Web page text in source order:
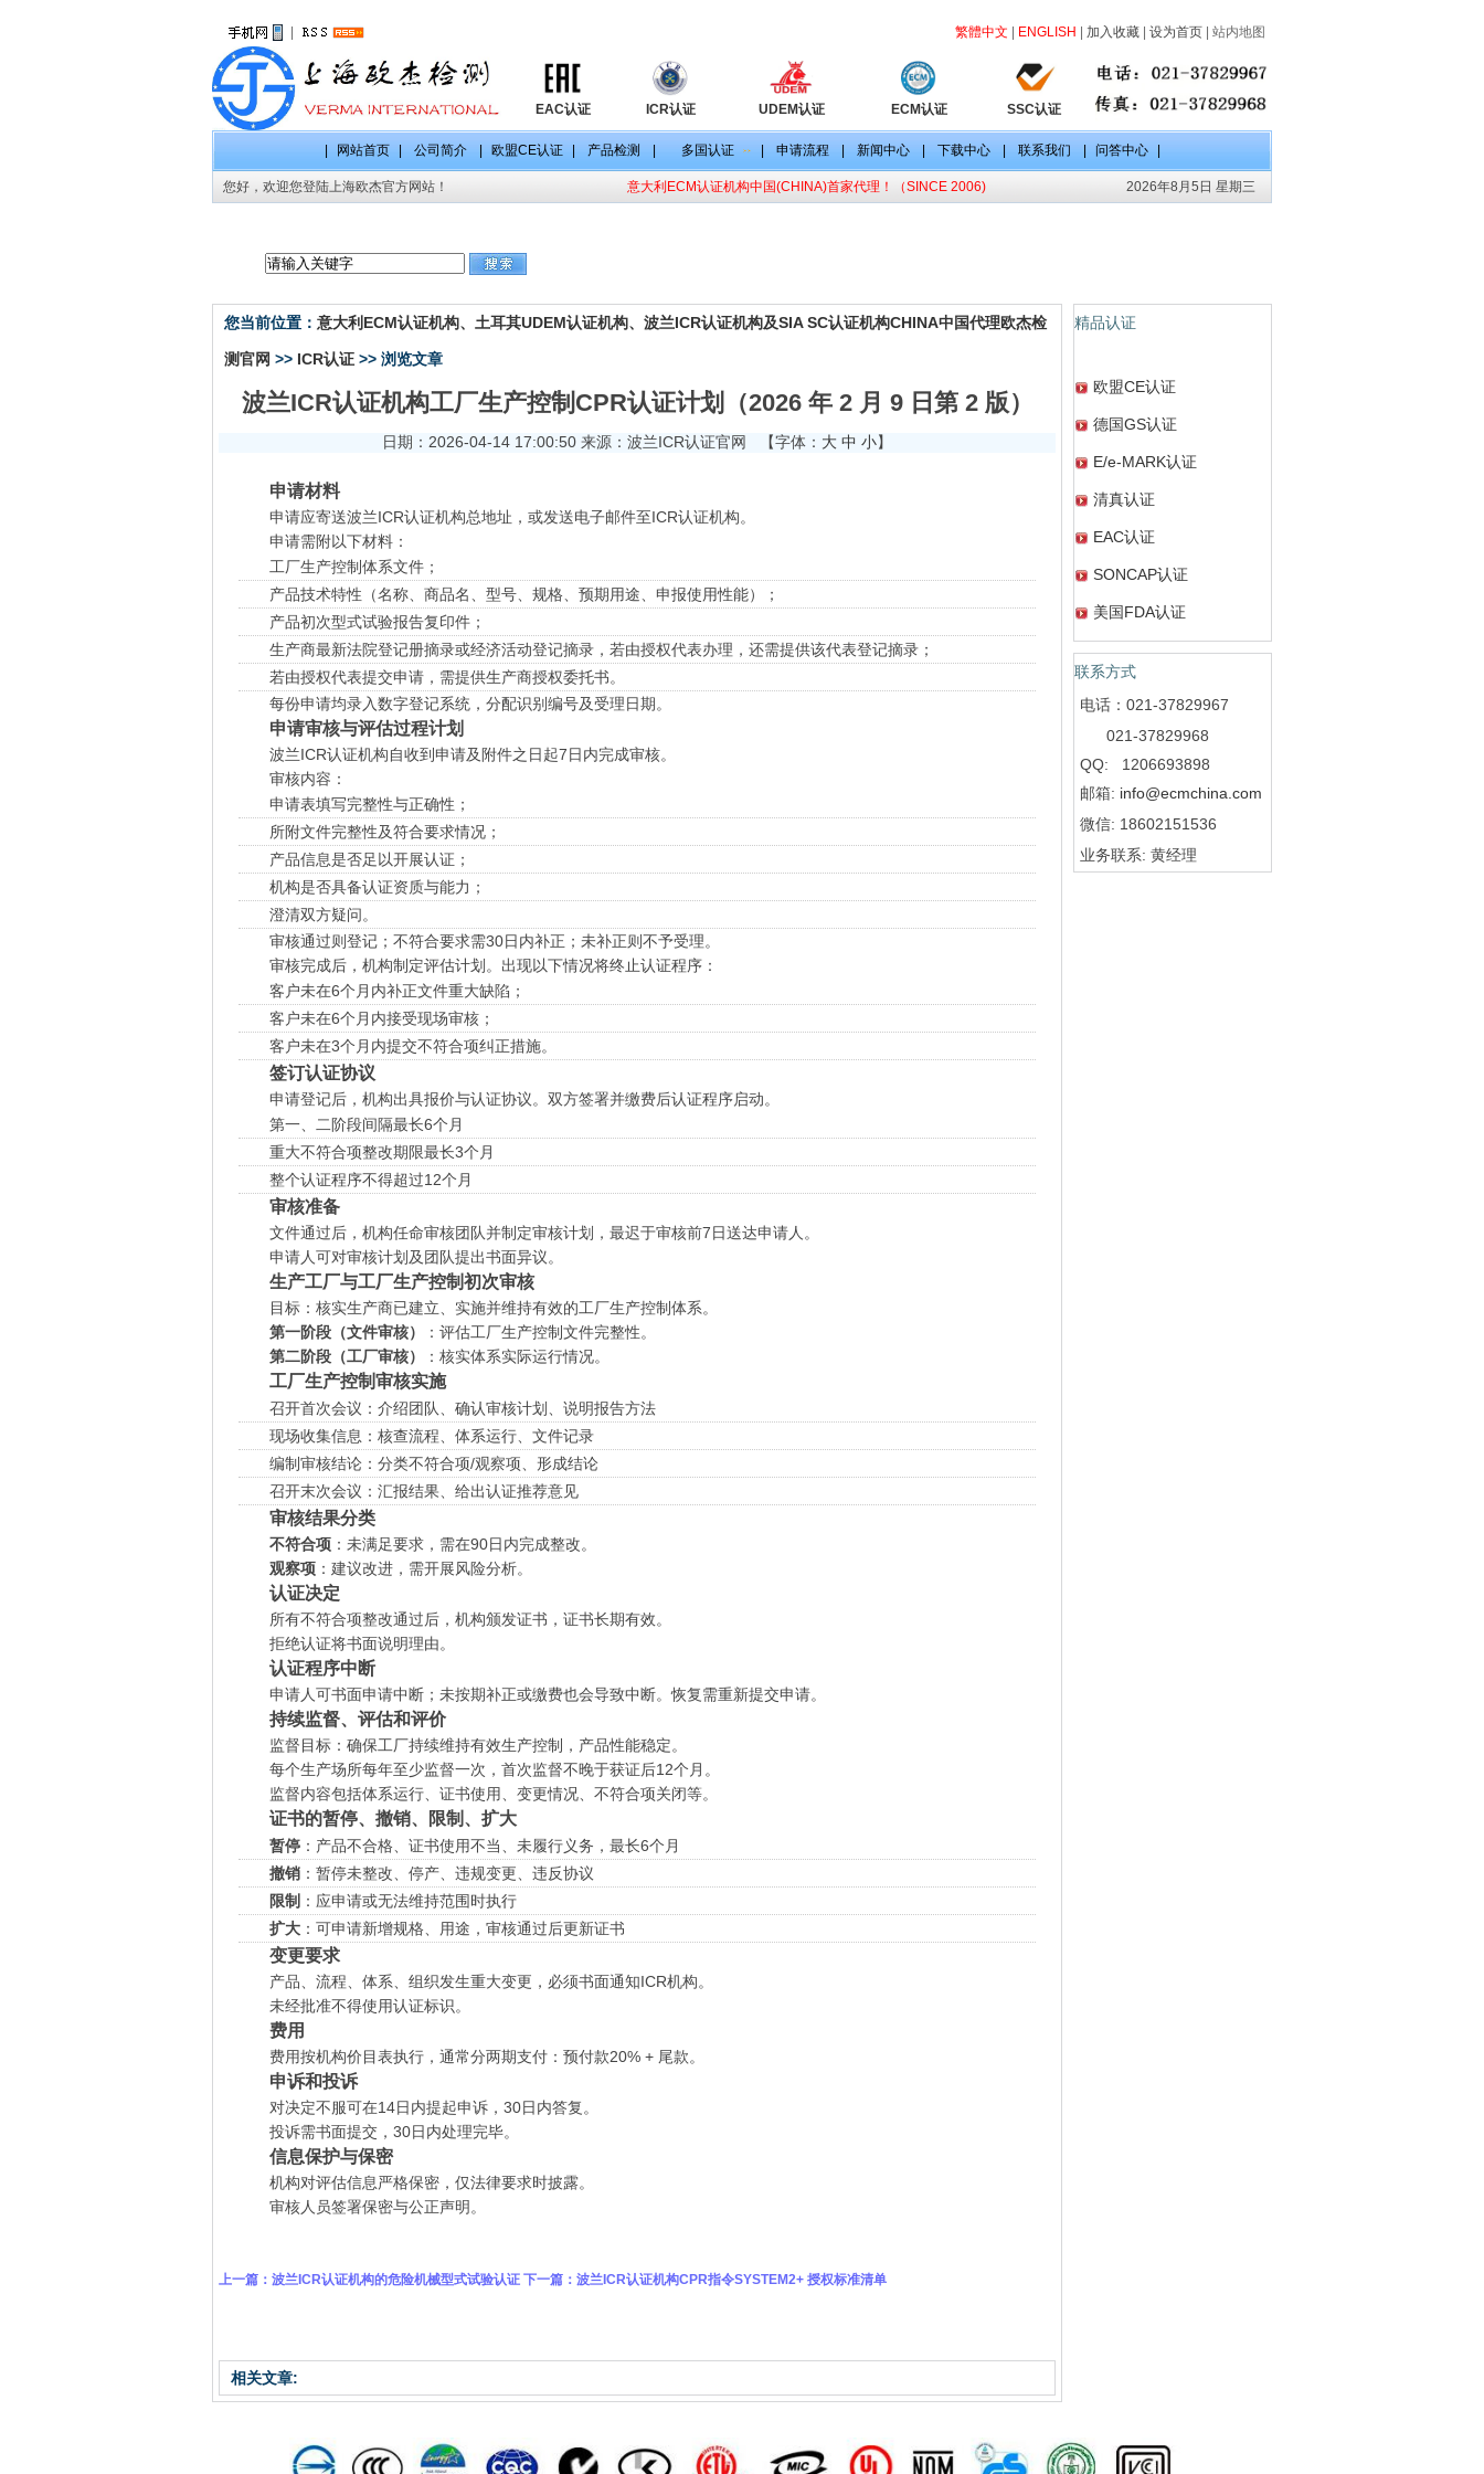
繁體中文 ENGLISH 加入收藏 设为首页 站内地图
EAC认证 ICR认证 UDEM认证 ECM认证 SSC认证
网站首页 公司简介 欧盟CE认证 产品检测 多国认证 申请流程 新闻中心 下载中心 联系我们 问答中心
您好，欢迎您登陆上海欧杰官方网站！ 意大利ECM认证机构中国(CHINA)首家代理！（SINCE 2006) 2026年8月5日 星期三
您当前位置： 意大利ECM认证机构、土耳其UDEM认证机构、波兰ICR认证机构及SIA SC认证机构CHINA中国代理欧杰检
测官网 >> ICR认证 >> 浏览文章
波兰ICR认证机构工厂生产控制CPR认证计划（2026 年 2 月 9 日第 2 版）
日期：2026-04-14 17:00:50 来源：波兰ICR认证官网 【字体： 大 中 小】
申请材料
申请应寄送波兰ICR认证机构总地址，或发送电子邮件至ICR认证机构。
申请需附以下材料：
工厂生产控制体系文件；
产品技术特性（名称、商品名、型号、规格、预期用途、申报使用性能）；
产品初次型式试验报告复印件；
生产商最新法院登记册摘录或经济活动登记摘录，若由授权代表办理，还需提供该代表登记摘录；
若由授权代表提交申请，需提供生产商授权委托书。
每份申请均录入数字登记系统，分配识别编号及受理日期。
申请审核与评估过程计划
波兰ICR认证机构自收到申请及附件之日起7日内完成审核。
审核内容：
申请表填写完整性与正确性；
所附文件完整性及符合要求情况；
产品信息是否足以开展认证；
机构是否具备认证资质与能力；
澄清双方疑问。
审核通过则登记；不符合要求需30日内补正；未补正则不予受理。
审核完成后，机构制定评估计划。出现以下情况将终止认证程序：
客户未在6个月内补正文件重大缺陷；
客户未在6个月内接受现场审核；
客户未在3个月内提交不符合项纠正措施。
签订认证协议
申请登记后，机构出具报价与认证协议。双方签署并缴费后认证程序启动。
第一、二阶段间隔最长6个月
重大不符合项整改期限最长3个月
整个认证程序不得超过12个月
审核准备
文件通过后，机构任命审核团队并制定审核计划，最迟于审核前7日送达申请人。
申请人可对审核计划及团队提出书面异议。
生产工厂与工厂生产控制初次审核
目标：核实生产商已建立、实施并维持有效的工厂生产控制体系。
第一阶段（文件审核）
：评估工厂生产控制文件完整性。
第二阶段（工厂审核）
：核实体系实际运行情况。
工厂生产控制审核实施
召开首次会议：介绍团队、确认审核计划、说明报告方法
现场收集信息：核查流程、体系运行、文件记录
编制审核结论：分类不符合项/观察项、形成结论
召开末次会议：汇报结果、给出认证推荐意见
审核结果分类
不符合项 ：未满足要求，需在90日内完成整改。
观察项 ：建议改进，需开展风险分析。
认证决定
所有不符合项整改通过后，机构颁发证书，证书长期有效。
拒绝认证将书面说明理由。
认证程序中断
申请人可书面申请中断；未按期补正或缴费也会导致中断。恢复需重新提交申请。
持续监督、评估和评价
监督目标：确保工厂持续维持有效生产控制，产品性能稳定。
每个生产场所每年至少监督一次，首次监督不晚于获证后12个月。
监督内容包括体系运行、证书使用、变更情况、不符合项关闭等。
证书的暂停、撤销、限制、扩大
暂停 ：产品不合格、证书使用不当、未履行义务，最长6个月
撤销 ：暂停未整改、停产、违规变更、违反协议
限制 ：应申请或无法维持范围时执行
扩大 ：可申请新增规格、用途，审核通过后更新证书
变更要求
产品、流程、体系、组织发生重大变更，必须书面通知ICR机构。
未经批准不得使用认证标识。
费用
费用按机构价目表执行，通常分两期支付：预付款20% + 尾款。
申诉和投诉
对决定不服可在14日内提起申诉，30日内答复。
投诉需书面提交，30日内处理完毕。
信息保护与保密
机构对评估信息严格保密，仅法律要求时披露。
审核人员签署保密与公正声明。
上一篇： 波兰ICR认证机构的危险机械型式试验认证 下一篇： 波兰ICR认证机构CPR指令SYSTEM2+ 授权标准清单
相关文章:
精品认证
欧盟CE认证
德国GS认证
E/e-MARK认证
清真认证
EAC认证
SONCAP认证
美国FDA认证
联系方式
电话：021-37829967
021-37829968
QQ: 1206693898
邮箱: info@ecmchina.com
微信: 18602151536
业务联系: 黄经理